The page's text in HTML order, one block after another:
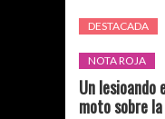
DESTACADA
NOTA ROJA
Un lesioando
moto sobre